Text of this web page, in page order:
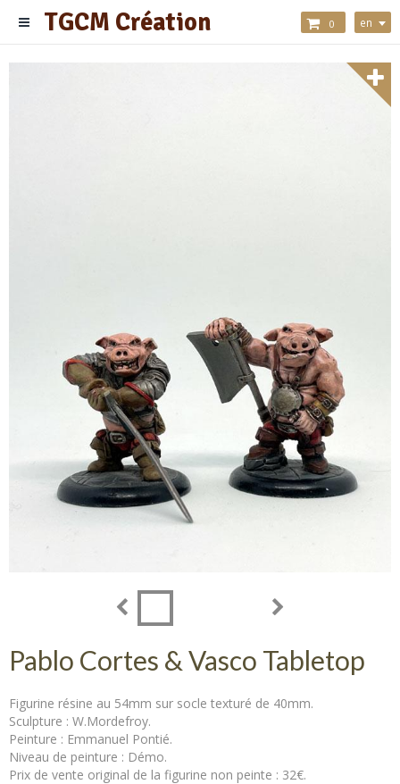
TGCM Création 0 en
Pablo Cortes & Vasco Tabletop
Figurine résine au 54mm sur socle texturé de 40mm.
Sculpture : W.Mordefroy.
Peinture : Emmanuel Pontié.
Niveau de peinture : Démo.
Prix de vente original de la figurine non peinte : 32€.